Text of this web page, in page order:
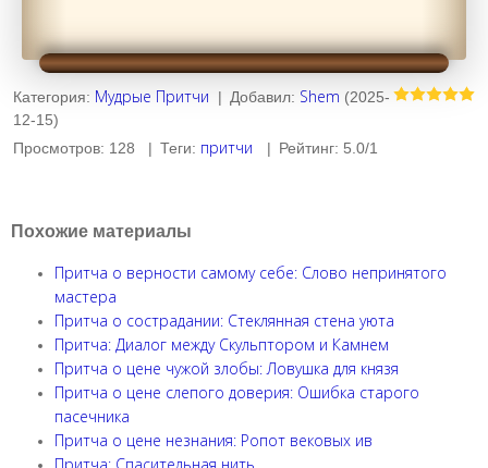
Категория: Мудрые Притчи | Добавил: Shem (2025-
12-15)
Просмотров: 128 | Теги: притчи | Рейтинг: 5.0/1
Похожие материалы
Притча о верности самому себе: Слово непринятого
мастера
Притча о сострадании: Стеклянная стена уюта
Притча: Диалог между Скульптором и Камнем
Притча о цене чужой злобы: Ловушка для князя
Притча о цене слепого доверия: Ошибка старого
пасечника
Притча о цене незнания: Ропот вековых ив